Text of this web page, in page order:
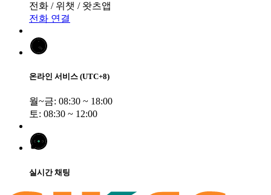
전화 / 위챗 / 왓츠앱
전화 연결
온라인 서비스 (UTC+8)
월~금: 08:30 ~ 18:00
토: 08:30 ~ 12:00
실시간 채팅